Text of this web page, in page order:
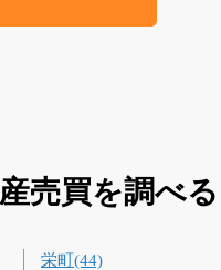
売買を調べる
栄町(44)